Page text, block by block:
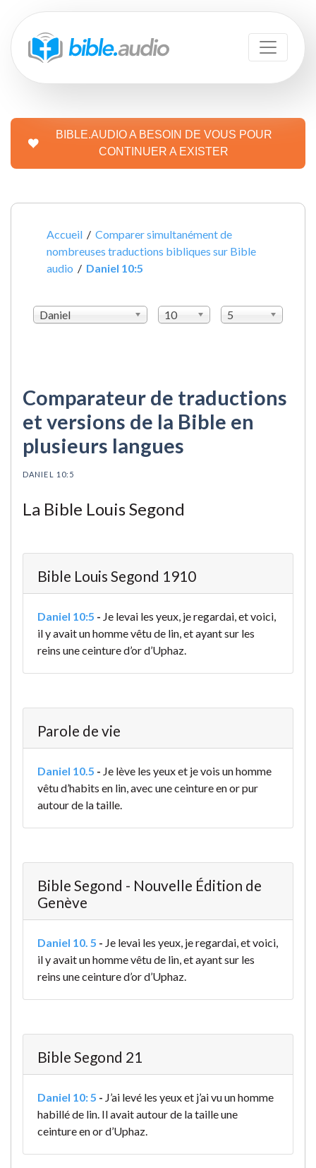
BIBLE.AUDIO A BESOIN DE VOUS POUR
CONTINUER A EXISTER
Accueil /Comparer simultanément de
nombreuses traductions bibliques sur Bible
audio / Daniel 10:5
Daniel 10 5
Comparateur de traductions
et versions de la Bible en
plusieurs langues
DANIEL 10:5
La Bible Louis Segond
Bible Louis Segond 1910
Daniel 10:5 - Je levai les yeux, je regardai, et voici,
il y avait un homme vêtu de lin, et ayant sur les
reins une ceinture d’or d’Uphaz.
Parole de vie
Daniel 10.5 - Je lève les yeux et je vois un homme
vêtu d’habits en lin, avec une ceinture en or pur
autour de la taille.
Bible Segond - Nouvelle Édition de
Genève
Daniel 10. 5 - Je levai les yeux, je regardai, et voici,
il y avait un homme vêtu de lin, et ayant sur les
reins une ceinture d’or d’Uphaz.
Bible Segond 21
Daniel 10: 5 - J’ai levé les yeux et j’ai vu un homme
habillé de lin. Il avait autour de la taille une
ceinture en or d’Uphaz.